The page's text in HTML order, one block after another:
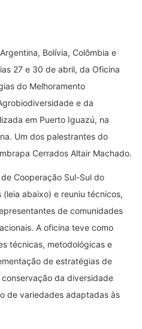
Bolívia, Colômbia e
27 e 30 de abril, da Oficina
do Melhoramento
e da
em Puerto Iguazú, na
Um dos palestrantes do
Cerrados Altair Machado.
Cooperação Sul-Sul do
abaixo) e reuniu técnicos,
de comunidades
A oficina teve como
técnicas, metodológicas e
de estratégias de
da diversidade
de variedades adaptadas às